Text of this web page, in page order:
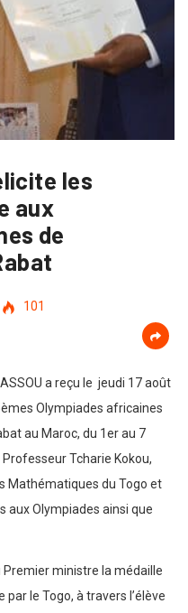
les
aux
de
101
a reçu le jeudi 17 août
Olympiades africaines
au Maroc, du 1er au 7
Tcharie Kokou,
Mathématiques du Togo et
aux Olympiades ainsi que
ministre la médaille
le Togo, à travers l’élève